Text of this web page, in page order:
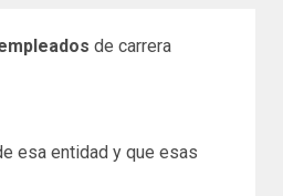
de carrera
esa entidad y que esas